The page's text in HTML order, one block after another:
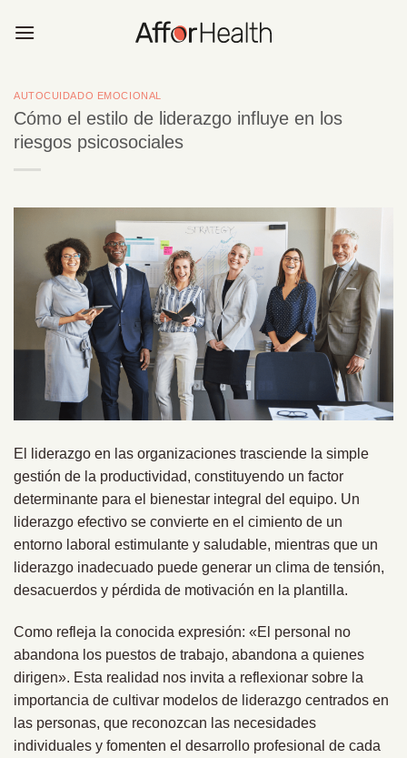
AUTOCUIDADO EMOCIONAL
Cómo el estilo de liderazgo influye en los
riesgos psicosociales
El liderazgo en las organizaciones trasciende la simple
gestión de la productividad, constituyendo un factor
determinante para el bienestar integral del equipo. Un
liderazgo efectivo se convierte en el cimiento de un
entorno laboral estimulante y saludable, mientras que un
liderazgo inadecuado puede generar un clima de tensión,
desacuerdos y pérdida de motivación en la plantilla.
Como refleja la conocida expresión: «El personal no
abandona los puestos de trabajo, abandona a quienes
dirigen». Esta realidad nos invita a reflexionar sobre la
importancia de cultivar modelos de liderazgo centrados en
las personas, que reconozcan las necesidades
individuales y fomenten el desarrollo profesional de cada